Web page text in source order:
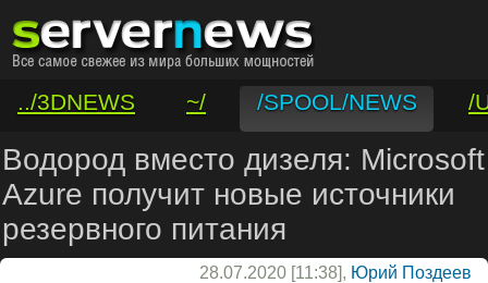
../3DNEWS ~/ /SPOOL/NEWS
/
/VAR/CONTACT
Водород вместо дизеля: Microsoft
Azure получит новые источники
резервного питания
28.07.2020 [11:38], Юрий Поздеев